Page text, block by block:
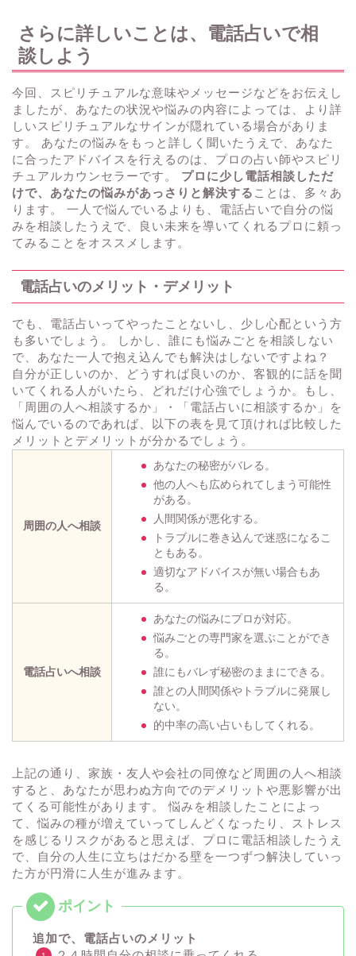
さらに詳しいことは、電話占いで相
談しよう
今回、スピリチュアルな意味やメッセージなどをお伝えし
ましたが、あなたの状況や悩みの内容によっては、より詳
しいスピリチュアルなサインが隠れている場合がありま
す。 あなたの悩みをもっと詳しく聞いたうえで、あなた
に合ったアドバイスを行えるのは、プロの占い師やスピリ
チュアルカウンセラーです。 プロに少し電話相談しただ
けで、あなたの悩みがあっさりと解決する ことは、多々あ
ります。 一人で悩んでいるよりも、電話占いで自分の悩
みを相談したうえで、良い未来を導いてくれるプロに頼っ
てみることをオススメします。
電話占いのメリット・デメリット
でも、電話占いってやったことないし、少し心配という方
も多いでしょう。 しかし、誰にも悩みごとを相談しない
で、あなた一人で抱え込んでも解決はしないですよね？
自分が正しいのか、どうすれば良いのか、客観的に話を聞
いてくれる人がいたら、どれだけ心強でしょうか。もし、
「周囲の人へ相談するか」・「電話占いに相談するか」を
悩んでいるのであれば、以下の表を見て頂ければ比較した
メリットとデメリットが分かるでしょう。
周囲の人へ相談
あなたの秘密がバレる。
他の人へも広められてしまう可能性
がある。
人間関係が悪化する。
トラブルに巻き込んで迷惑になるこ
ともある。
適切なアドバイスが無い場合もあ
る。
電話占いへ相談
あなたの悩みにプロが対応。
悩みごとの専門家を選ぶことができ
る。
誰にもバレず秘密のままにできる。
誰との人間関係やトラブルに発展し
ない。
的中率の高い占いもしてくれる。
上記の通り、家族・友人や会社の同僚など周囲の人へ相談
すると、あなたが思わぬ方向でのデメリットや悪影響が出
てくる可能性があります。 悩みを相談したことによっ
て、悩みの種が増えていってしんどくなったり、ストレス
を感じるリスクがあると思えば、プロに電話相談したうえ
で、自分の人生に立ちはだかる壁を一つずつ解決していっ
た方が円滑に人生が進みます。
追加で、電話占いのメリット